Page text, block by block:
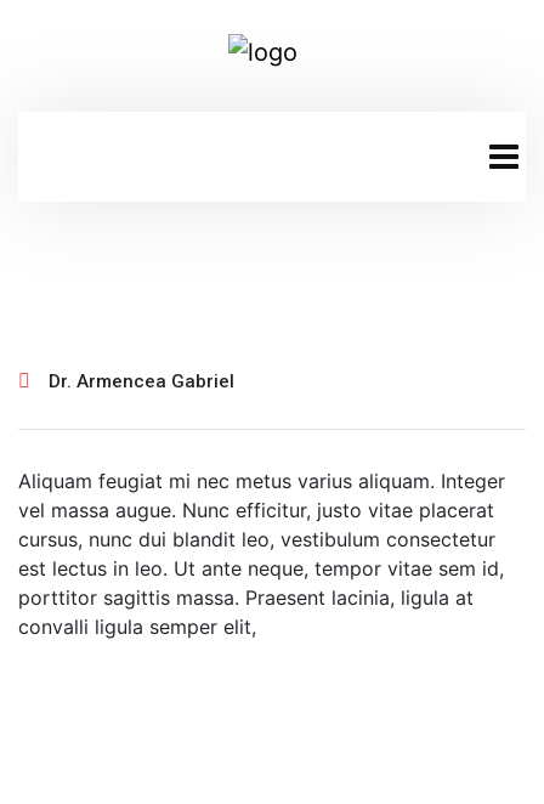
Dr. Armencea Gabriel
Aliquam feugiat mi nec metus varius aliquam. Integer
vel massa augue. Nunc efficitur, justo vitae placerat
cursus, nunc dui blandit leo, vestibulum consectetur
est lectus in leo. Ut ante neque, tempor vitae sem id,
porttitor sagittis massa. Praesent lacinia, ligula at
convalli ligula semper elit,